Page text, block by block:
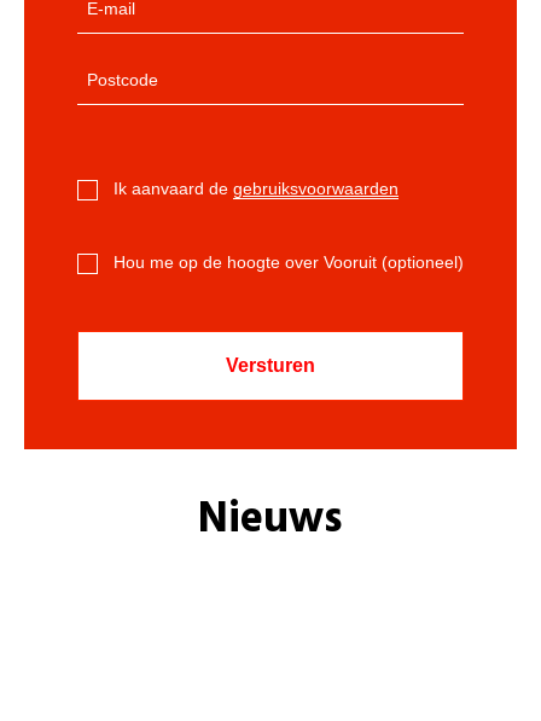
Ik aanvaard de gebruiksvoorwaarden
Hou me op de hoogte over Vooruit (optioneel)
Nieuws